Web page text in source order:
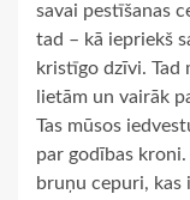
savai pestīšanas
tad – kā iepriekš
kristīgo dzīvi. Tad
lietām un vairāk
Tas mūsos
par godības
bruņu cepuri, kas